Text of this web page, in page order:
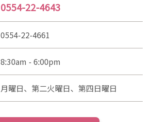
0554-22-4643
0554-22-4661
8:30am - 6:00pm
月曜日、第二火曜日、第四日曜日